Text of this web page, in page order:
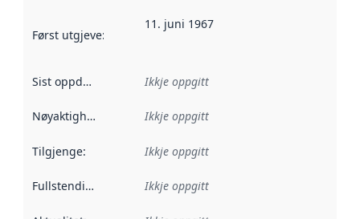
Først utgjeve: Denne datoen seier når dataa i dette
11. juni 1967
Sist oppdatert Ikkje oppgitt
Nøyaktigheit Ikkje oppgitt
Tilgjenge: Ikkje oppgitt
Fullstendigheit Ikkje oppgitt